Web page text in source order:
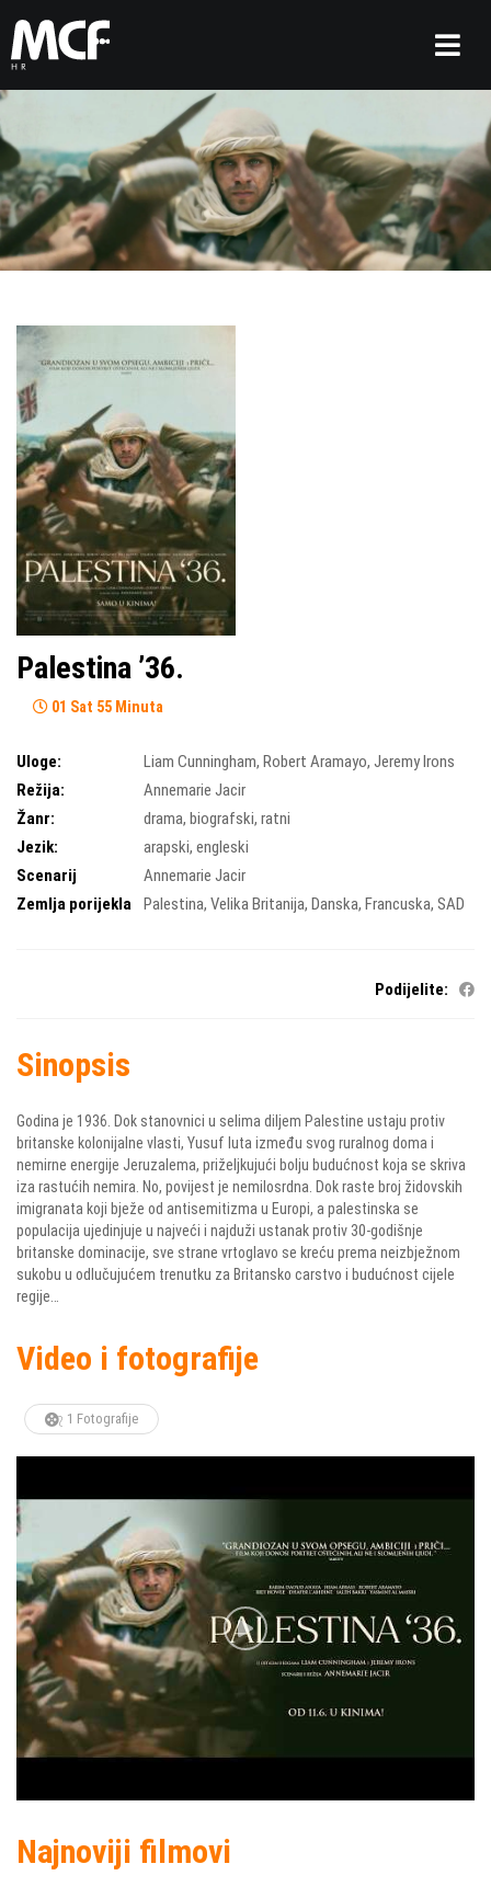
Palestina ’36.
01 Sat 55 Minuta
Uloge: Liam Cunningham,Robert Aramayo,Jeremy Irons
Režija:
Annemarie Jacir
Žanr:
drama,biografski,ratni
Jezik:
arapski, engleski
Scenarij
Annemarie Jacir
Zemlja porijekla
Palestina,Velika Britanija,Danska,Francuska,SAD
Podijelite:
Sinopsis
Godina je 1936. Dok stanovnici u selima diljem Palestine ustaju protiv
britanske kolonijalne vlasti, Yusuf luta između svog ruralnog doma i
nemirne energije Jeruzalema, priželjkujući bolju budućnost koja se skriva
iza rastućih nemira. No, povijest je nemilosrdna. Dok raste broj židovskih
imigranata koji bježe od antisemitizma u Europi, a palestinska se
populacija ujedinjuje u najveći i najduži ustanak protiv 30-godišnje
britanske dominacije, sve strane vrtoglavo se kreću prema neizbježnom
sukobu u odlučujućem trenutku za Britansko carstvo i budućnost cijele
regije…
Video i fotografije
1 Fotografije
Najnoviji filmovi